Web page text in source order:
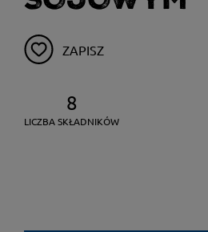
ZAPISZ
8
LICZBA SKŁADNIKÓW